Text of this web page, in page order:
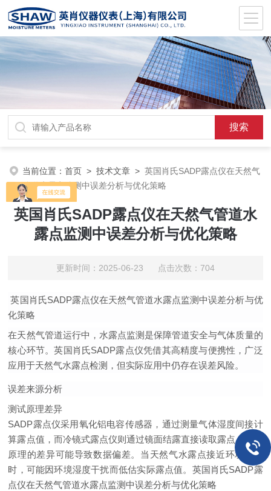
当前位置：首页 >技术文章 >英国肖氏SADP露点仪在天然气
管道水露点监测中误差分析与优化策略
英国肖氏SADP露点仪在天然气管道水
露点监测中误差分析与优化策略
更新时间：2025-06-23 点击次数：704
英国肖氏SADP露点仪在天然气管道水露点监测中误差分析与优
化策略
在天然气管道运行中，水露点监测是保障管道安全与气体质量的
核心环节。英国肖氏SADP露点仪凭借其高精度与便携性，广泛
应用于天然气水露点检测，但实际应用中仍存在误差风险。
误差来源分析
测试原理差异
SADP露点仪采用氧化铝电容传感器，通过测量气体湿度间接计
算露点值，而冷镜式露点仪则通过镜面结露直接读取露点。两种
原理的差异可能导致数据偏差。当天然气水露点接近环境温度
时，可能因环境湿度干扰而低估实际露点值。 英国肖氏SADP露
点仪在天然气管道水露点监测中误差分析与优化策略